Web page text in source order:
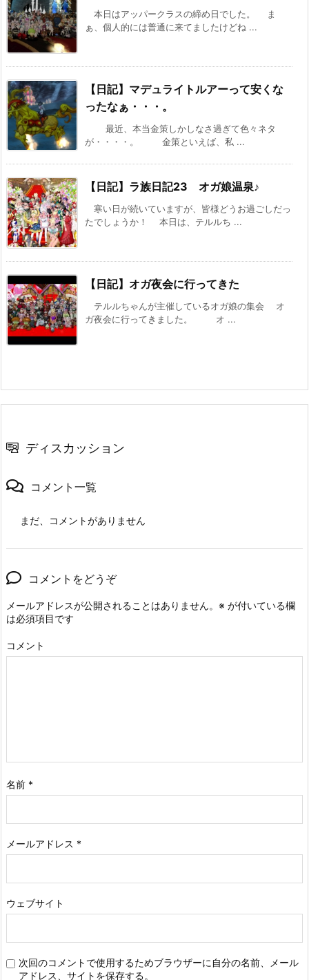
本日はアッパークラスの締め日でした。 ま
ぁ、個人的には普通に来てましたけどね ...
【日記】マデュライトルアーって安くな
ったなぁ・・・。
最近、本当金策しかしなさ過ぎて色々ネタ
が・・・・。 金策といえば、私 ...
【日記】ラ族日記23 オガ娘温泉♪
寒い日が続いていますが、皆様どうお過ごしだっ
たでしょうか！ 本日は、テルルち ...
【日記】オガ夜会に行ってきた
テルルちゃんが主催しているオガ娘の集会 オ
ガ夜会に行ってきました。 オ ...
ディスカッション
コメント一覧
まだ、コメントがありません
コメントをどうぞ
メールアドレスが公開されることはありません。 ※ が付いている欄
は必須項目です
コメント
名前 *
メールアドレス *
ウェブサイト
次回のコメントで使用するためブラウザーに自分の名前、メール
アドレス、サイトを保存する。